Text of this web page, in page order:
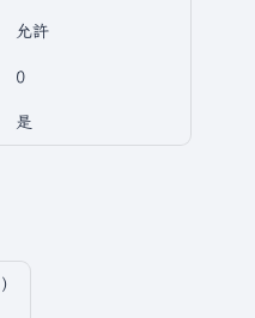
允許
0
是